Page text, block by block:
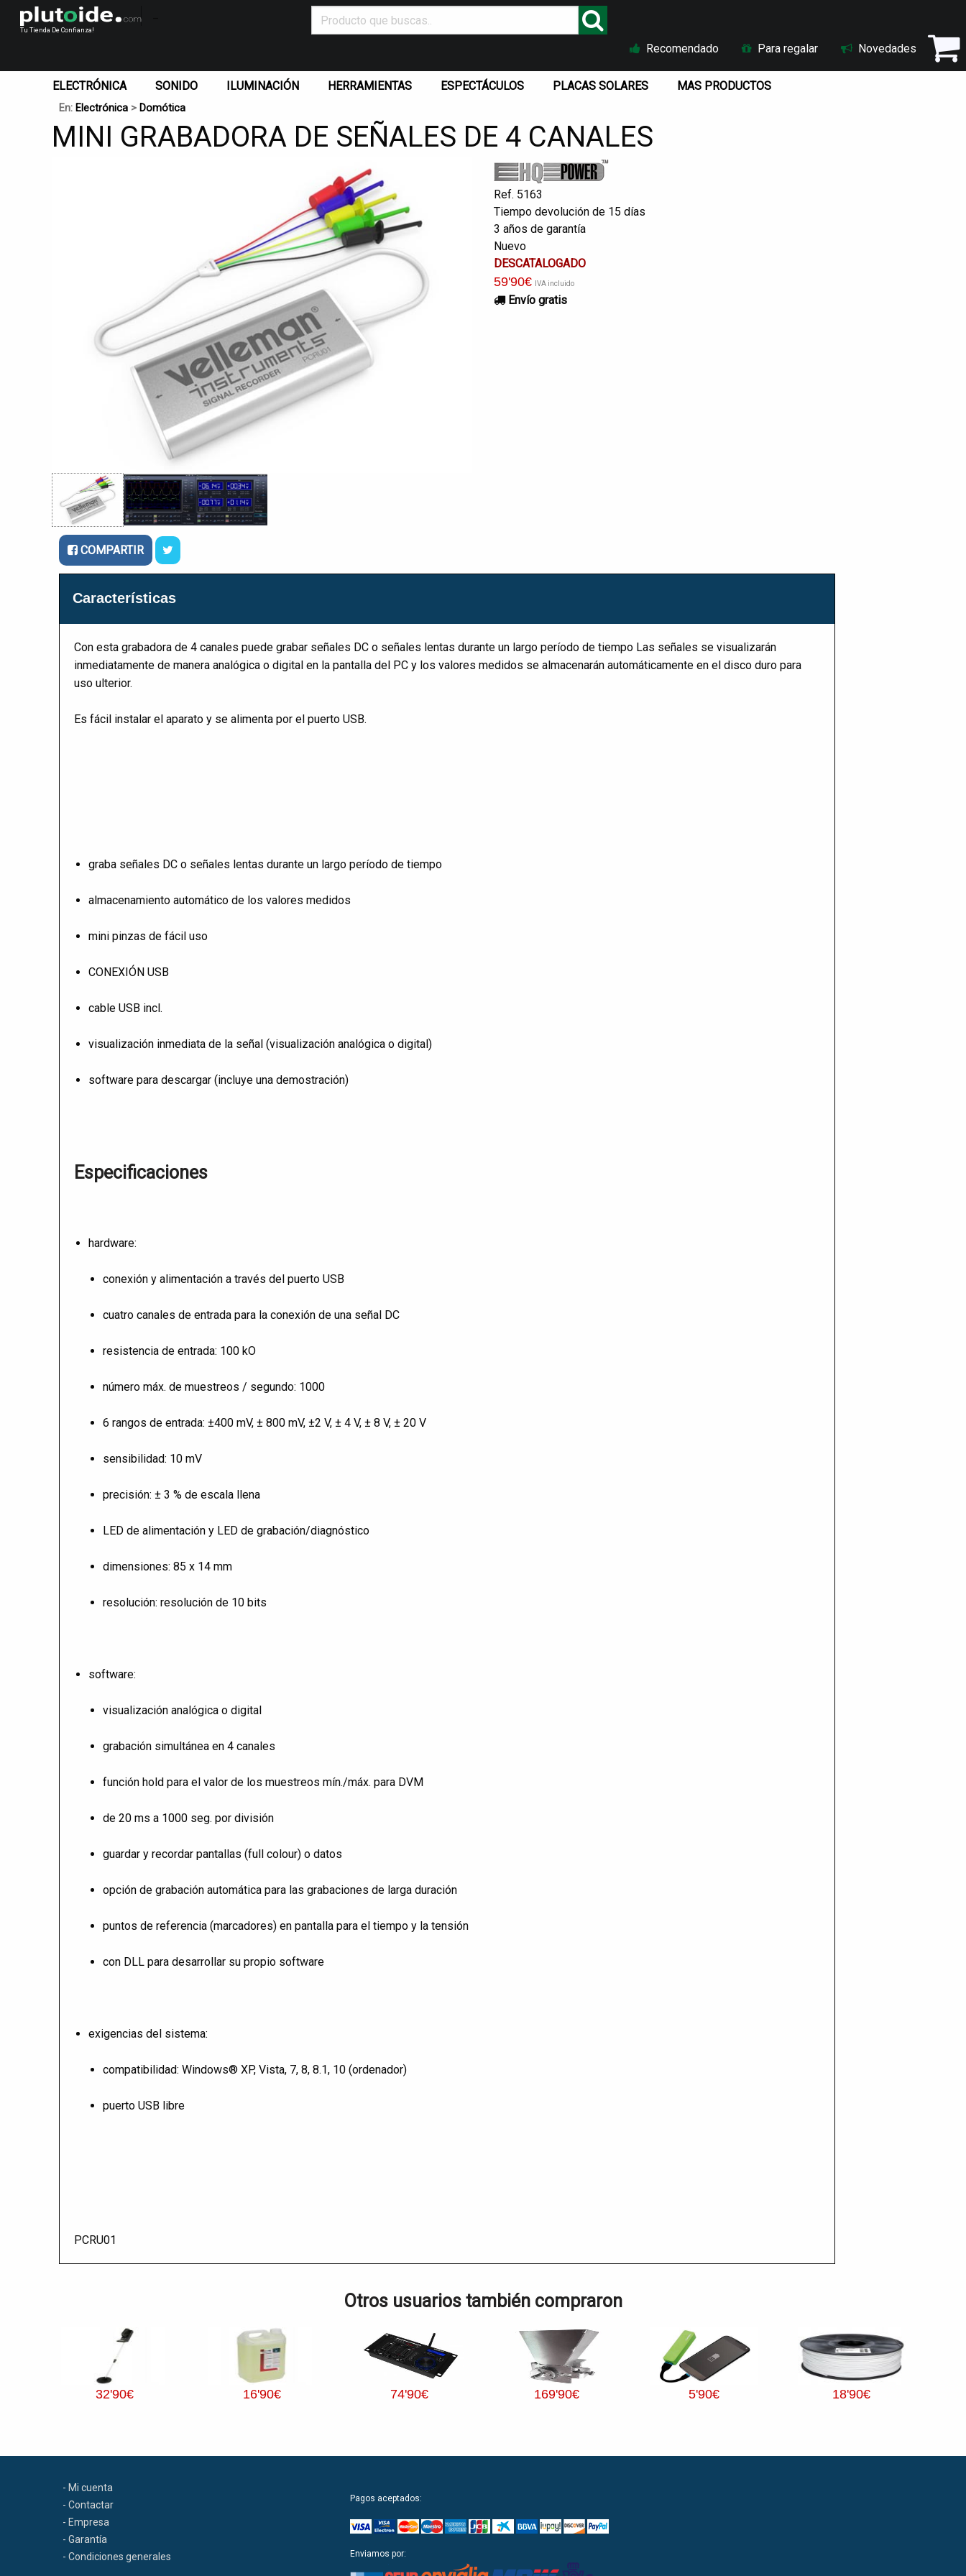
Tu Tienda De Confianza!
Recomendado Para regalar Novedades
ELECTRÓNICA SONIDO ILUMINACIÓN HERRAMIENTAS ESPECTÁCULOS PLACAS SOLARES MAS PRODUCTOS
En: Electrónica > Domótica
MINI GRABADORA DE SEÑALES DE 4 CANALES
Ref. 5163
Tiempo devolución de 15 días
3 años de garantía
Nuevo
DESCATALOGADO
59'90€ IVA incluido
Envío gratis
COMPARTIR
Características
Con esta grabadora de 4 canales puede grabar señales DC o señales lentas durante un largo período de tiempo Las señales se visualizarán
inmediatamente de manera analógica o digital en la pantalla del PC y los valores medidos se almacenarán automáticamente en el disco duro para
uso ulterior.
Es fácil instalar el aparato y se alimenta por el puerto USB.
graba señales DC o señales lentas durante un largo período de tiempo
almacenamiento automático de los valores medidos
mini pinzas de fácil uso
CONEXIÓN USB
cable USB incl.
visualización inmediata de la señal (visualización analógica o digital)
software para descargar (incluye una demostración)
Especificaciones
hardware:
conexión y alimentación a través del puerto USB
cuatro canales de entrada para la conexión de una señal DC
resistencia de entrada: 100 kO
número máx. de muestreos / segundo: 1000
6 rangos de entrada: ±400 mV, ± 800 mV, ±2 V, ± 4 V, ± 8 V, ± 20 V
sensibilidad: 10 mV
precisión: ± 3 % de escala llena
LED de alimentación y LED de grabación/diagnóstico
dimensiones: 85 x 14 mm
resolución: resolución de 10 bits
software:
visualización analógica o digital
grabación simultánea en 4 canales
función hold para el valor de los muestreos mín./máx. para DVM
de 20 ms a 1000 seg. por división
guardar y recordar pantallas (full colour) o datos
opción de grabación automática para las grabaciones de larga duración
puntos de referencia (marcadores) en pantalla para el tiempo y la tensión
con DLL para desarrollar su propio software
exigencias del sistema:
compatibilidad: Windows® XP, Vista, 7, 8, 8.1, 10 (ordenador)
puerto USB libre
PCRU01
Otros usuarios también compraron
32'90€ 16'90€ 74'90€ 169'90€ 5'90€ 18'90€
- Mi cuenta
- Contactar
- Empresa
- Garantía
- Condiciones generales
Pagos aceptados:
Enviamos por: